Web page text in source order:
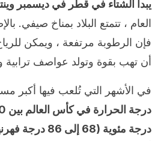
يبدأ الشتاء في قطر في ديسمبر
العام ، تتمتع البلاد بمناخ صيفي.
فإن الرطوبة مرتفعة ، ويمكن
أن تهب بقوة وتولد عواصف ترابية
في الأشهر التي تُلعب فيها أكبر
درجة مئوية (68 إلى 86 درجة فهرنهايت).